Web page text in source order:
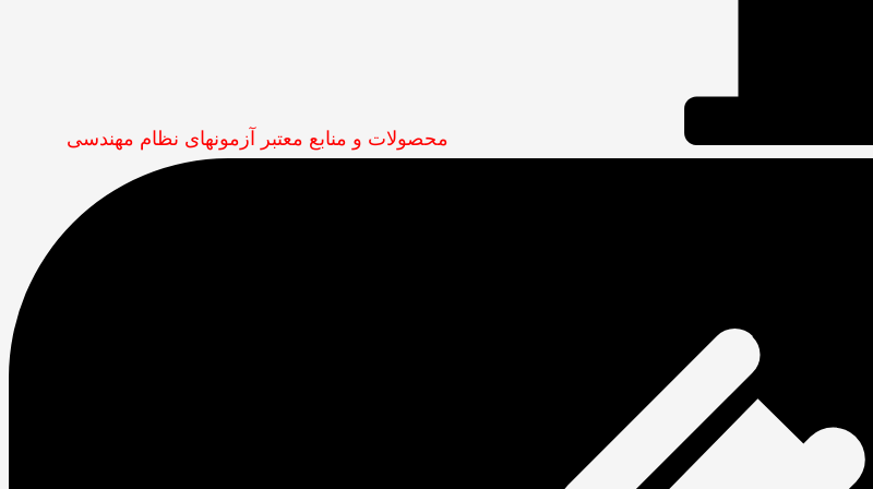
محصولات و منابع معتبر آزمونهای نظام مهندسی